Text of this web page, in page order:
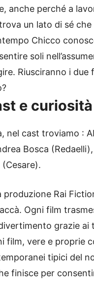
anche perché a
un lato di sé
Chicco
soli
Riusciranno i due
e curiosità
nel cast troviamo :
Bosca
produzione Rai
Ogni film
grazie ai
film, vere e proprie
tipici del
finisce per